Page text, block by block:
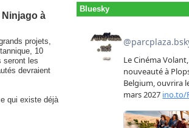
à
projets,
10
seront les
devraient
qui existe déjà
Bluesky